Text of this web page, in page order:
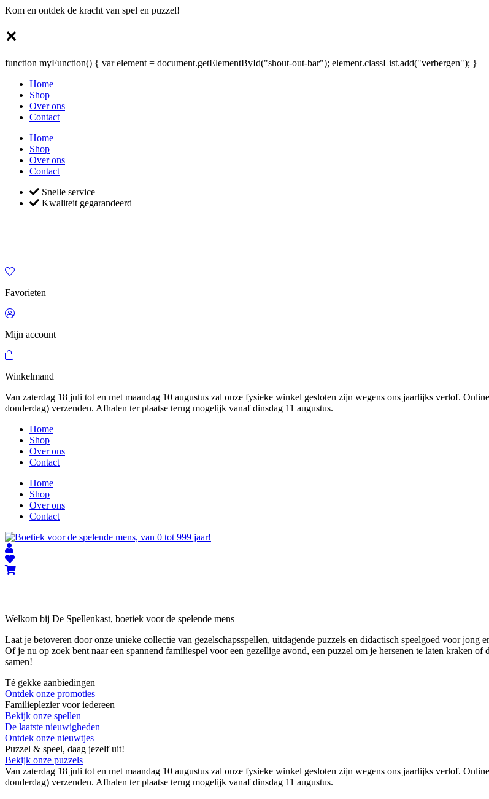
Kom en ontdek de kracht van spel en puzzel!
✕
function myFunction() { var element = document.getElementById("shout-out-bar"); element.classList.add("verbergen"); }
Home
Shop
Over ons
Contact
Home
Shop
Over ons
Contact
Snelle service
Kwaliteit gegarandeerd
Favorieten
Mijn account
Winkelmand
Van zaterdag 18 juli tot en met maandag 10 augustus zal onze fysieke winkel gesloten zijn wegens ons jaarlijks verlof.
donderdag) verzenden. Afhalen ter plaatse terug mogelijk vanaf dinsdag 11 augustus.
Home
Shop
Over ons
Contact
Home
Shop
Over ons
Contact
Welkom bij De Spellenkast, boetiek voor de spelende mens
Laat je betoveren door onze unieke collectie van gezelschapsspellen, uitdagende puzzels en didactisch speelgoed voor jong
Of je nu op zoek bent naar een spannend familiespel voor een gezellige avond, een puzzel om je hersenen te laten kraken
samen!
Té gekke aanbiedingen
Ontdek onze promoties
Familieplezier voor iedereen
Bekijk onze spellen
De laatste nieuwigheden
Ontdek onze nieuwtjes
Puzzel & speel, daag jezelf uit!
Bekijk onze puzzels
Van zaterdag 18 juli tot en met maandag 10 augustus zal onze fysieke winkel gesloten zijn wegens ons jaarlijks verlof.
donderdag) verzenden. Afhalen ter plaatse terug mogelijk vanaf dinsdag 11 augustus.